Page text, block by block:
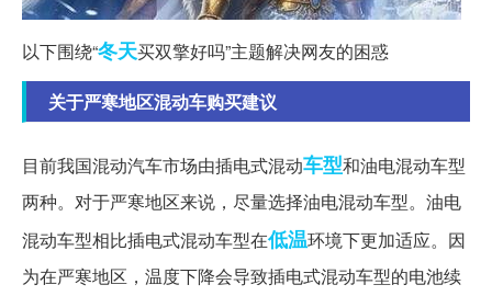
以下围绕“冬天买双擎好吗”主题解决网友的困惑
关于严寒地区混动车购买建议
目前我国混动汽车市场由插电式混动车型和油电混动车型
两种。对于严寒地区来说，尽量选择油电混动车型。油电
混动车型相比插电式混动车型在低温环境下更加适应。因
为在严寒地区，温度下降会导致插电式混动车型的电池续